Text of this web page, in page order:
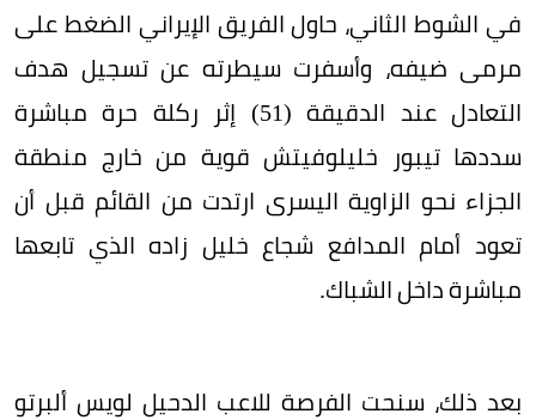
في الشوط الثاني، حاول الفريق الإيراني الضغط على
مرمى ضيفه، وأسفرت سيطرته عن تسجيل هدف
التعادل عند الدقيقة (51) إثر ركلة حرة مباشرة
سددها تيبور خليلوفيتش قوية من خارج منطقة
الجزاء نحو الزاوية اليسرى ارتدت من القائم قبل أن
تعود أمام المدافع شجاع خليل زاده الذي تابعها
مباشرة داخل الشباك.
بعد ذلك، سنحت الفرصة للاعب الدحيل لويس ألبرتو